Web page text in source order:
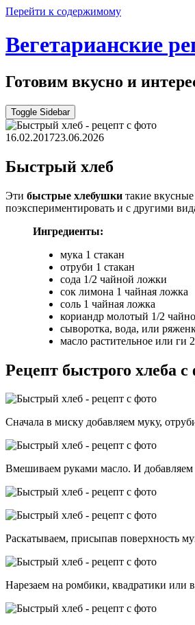
Перейти к содержимому
Вегетарианские
Готовим вкусно и
Toggle Sidebar
16.02.201723.06.2026
Быстрый хлеб
Эти быстрые хлебушки такие
поэкспериментировать и с другими
Ингредиенты:
мука 1 стакан
отруби 1 стакан
сода 1/2 чайной ложки
сок лимона 1 чайная ложка
соль 1 чайная ложка
кориандр молотый 1/2
сыворотка, вода, или
масло растительное или ги
Рецепт быстрого хлеба с
Сначала в миску добавляем муку,
Вмешиваем руками масло. И добавляем
Раскатываем, присыпав поверхность
Нарезаем на ромбики, квадратики или